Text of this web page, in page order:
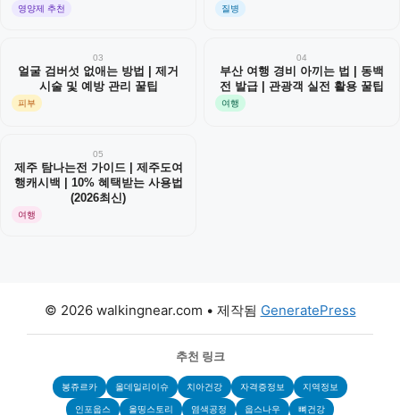
영양제 추천 질병
03
얼굴 검버섯 없애는 방법 | 제거
시술 및 예방 관리 꿀팁
피부
04
부산 여행 경비 아끼는 법 | 동백
전 발급 | 관광객 실전 활용 꿀팁
여행
05
제주 탐나는전 가이드 | 제주도여
행캐시백 | 10% 혜택받는 사용법
(2026최신)
여행
© 2026 walkingnear.com • 제작됨 GeneratePress
추천 링크
봉쥬르카 올데일리이슈 치아건강 자격증정보 지역정보
인포웁스 올띵스토리 염색공정 웁스나우 뼈건강